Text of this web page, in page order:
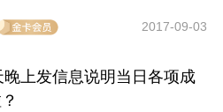
2017-09-03
上发信息说明当日各项成